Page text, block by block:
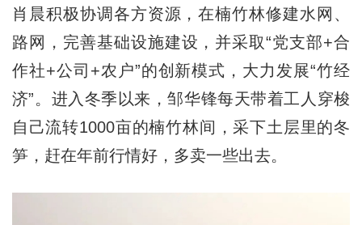
肖晨积极协调各方资源，在楠竹林修建水网、
路网，完善基础设施建设，并采取“党支部+合
作社+公司+农户”的创新模式，大力发展“竹经
济”。进入冬季以来，邹华锋每天带着工人穿梭
自己流转1000亩的楠竹林间，采下土层里的冬
笋，赶在年前行情好，多卖一些出去。